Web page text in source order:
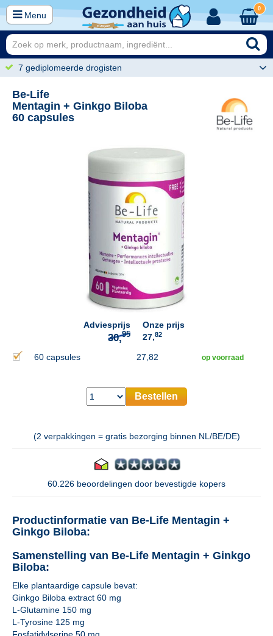
Menu
0
7 gediplomeerde drogisten
Be-Life
Mentagin + Ginkgo Biloba
60 capsules
Adviesprijs
30,95
Onze prijs
27,82
60 capsules 27,82 op voorraad
Bestellen
(2 verpakkingen = gratis bezorging binnen NL/BE/DE)
60.226 beoordelingen door bevestigde kopers
Productinformatie van Be-Life Mentagin +
Ginkgo Biloba:
Samenstelling van Be-Life Mentagin + Ginkgo
Biloba:
Elke plantaardige capsule bevat:
Ginkgo Biloba extract 60 mg
L-Glutamine 150 mg
L-Tyrosine 125 mg
Fosfatidylserine 50 mg